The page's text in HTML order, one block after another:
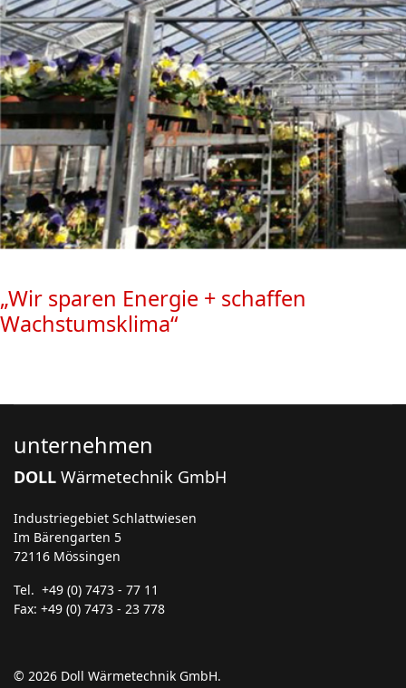
„Wir sparen Energie + schaffen
Wachstumsklima“
unternehmen
DOLL Wärmetechnik GmbH
Industriegebiet Schlattwiesen
Im Bärengarten 5
72116 Mössingen
Tel. +49 (0) 7473 - 77 11
Fax: +49 (0) 7473 - 23 778
© 2026 Doll Wärmetechnik GmbH.